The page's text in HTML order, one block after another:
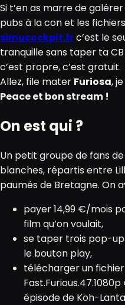
Si t’en as marre de
pubs à la con et les
simucockpit.frc’est le
tranquille sans taper ta
c’est propre, c’est gratuit.
Allez, file mater Furiosa,
Peace et bon stream !
On est qui ?
Un petit groupe de fans
blanches, répartis entre
paumés de Bretagne. On
payer 14,99 €/mois
film qu’on voulait,
se taper trois pop-
le bouton play,
télécharger un fichier
épisode de Koh-